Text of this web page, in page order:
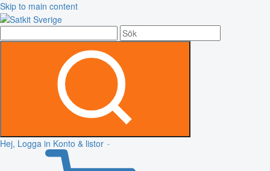
Skip to main content
Hej, Logga in Konto & listor